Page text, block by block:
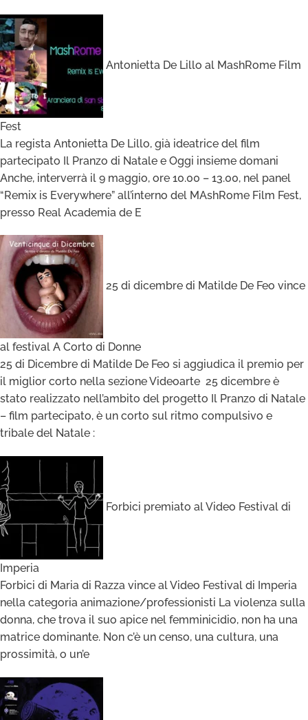
Antonietta De Lillo al MashRome Film
Fest
La regista Antonietta De Lillo, già ideatrice del film
partecipato Il Pranzo di Natale e Oggi insieme domani
Anche, interverrà il 9 maggio, ore 10.00 – 13.00, nel panel
“Remix is Everywhere” all’interno del MAshRome Film Fest,
presso Real Academia de E
25 di dicembre di Matilde De Feo vince
al festival A Corto di Donne
25 di Dicembre di Matilde De Feo si aggiudica il premio per
il miglior corto nella sezione Videoarte 25 dicembre è
stato realizzato nell’ambito del progetto Il Pranzo di Natale
– film partecipato, è un corto sul ritmo compulsivo e
tribale del Natale :
Forbici premiato al Video Festival di
Imperia
Forbici di Maria di Razza vince al Video Festival di Imperia
nella categoria animazione/professionisti La violenza sulla
donna, che trova il suo apice nel femminicidio, non ha una
matrice dominante. Non c’è un censo, una cultura, una
prossimità, o un’e